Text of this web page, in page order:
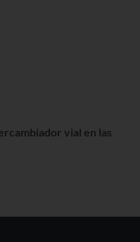
vial en las